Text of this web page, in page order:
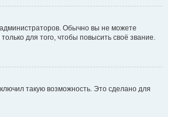
Обычно вы не можете
для того, чтобы повысить своё звание.
такую возможность. Это сделано для